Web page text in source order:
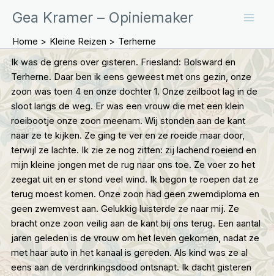
naar
inhoud
Gea Kramer – Opiniemaker
Home Kleine Reizen
Terherne
Ik was de grens over gisteren. Friesland: Bolsward en
Terherne. Daar ben ik eens geweest met ons gezin, onze
zoon was toen 4 en onze dochter 1. Onze zeilboot lag in de
sloot langs de weg. Er was een vrouw die met een klein
roeibootje onze zoon meenam. Wij stonden aan de kant
naar ze te kijken. Ze ging te ver en ze roeide maar door,
terwijl ze lachte. Ik zie ze nog zitten: zij lachend roeiend en
mijn kleine jongen met de rug naar ons toe. Ze voer zo het
zeegat uit en er stond veel wind. Ik begon te roepen dat ze
terug moest komen. Onze zoon had geen zwemdiploma en
geen zwemvest aan. Gelukkig luisterde ze naar mij. Ze
bracht onze zoon veilig aan de kant bij ons terug. Een aantal
jaren geleden is de vrouw om het leven gekomen, nadat ze
met haar auto in het kanaal is gereden. Als kind was ze al
eens aan de verdrinkingsdood ontsnapt. Ik dacht gisteren